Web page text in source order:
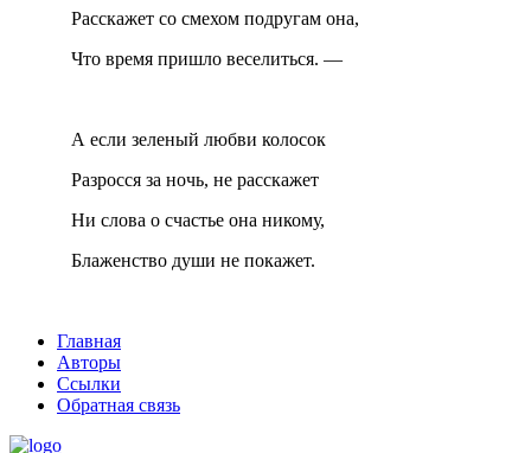
Расскажет со смехом подругам она,
Что время пришло веселиться. —
А если зеленый любви колосок
Разросся за ночь, не расскажет
Ни слова о счастье она никому,
Блаженство души не покажет.
Главная
Авторы
Ссылки
Обратная связь